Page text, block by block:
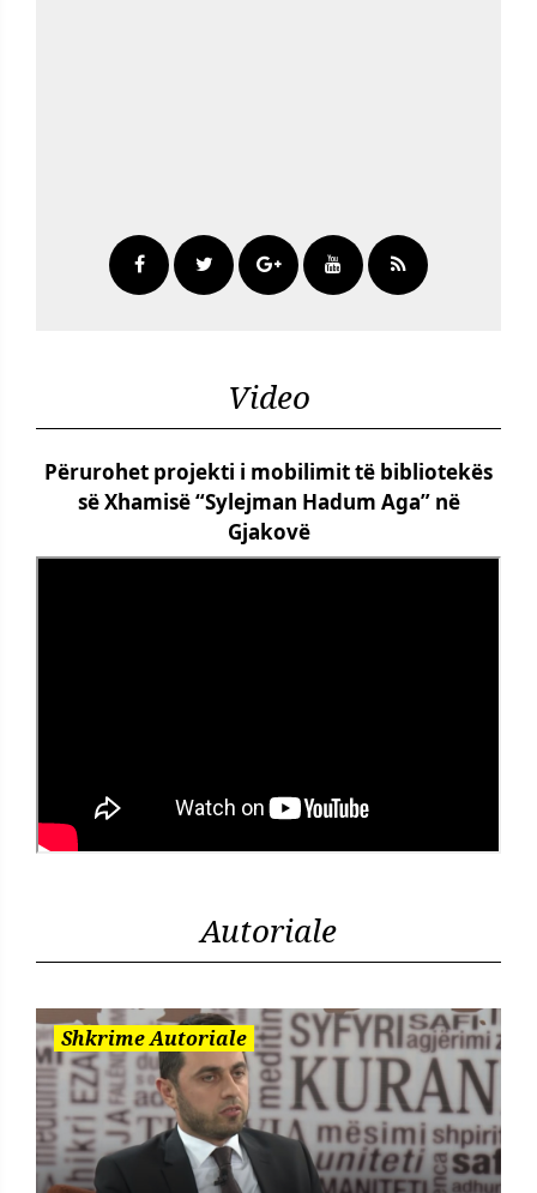
Video
Përurohet projekti i mobilimit të bibliotekës
së Xhamisë “Sylejman Hadum Aga” në
Gjakovë
Autoriale
Shkrime Autoriale